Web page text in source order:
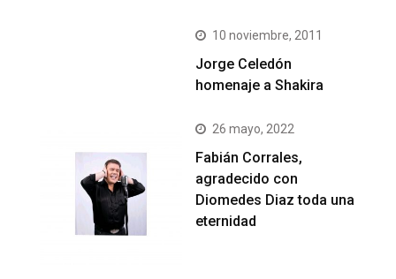
10 noviembre, 2011
Jorge Celedón
homenaje a Shakira
26 mayo, 2022
Fabián Corrales,
agradecido con
Diomedes Diaz toda una
eternidad